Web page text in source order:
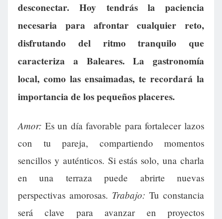
desconectar. Hoy tendrás la paciencia
necesaria para afrontar cualquier reto,
disfrutando del ritmo tranquilo que
caracteriza a Baleares. La gastronomía
local, como las ensaimadas, te recordará la
importancia de los pequeños placeres.
Amor: Es un día favorable para fortalecer lazos
con tu pareja, compartiendo momentos
sencillos y auténticos. Si estás solo, una charla
en una terraza puede abrirte nuevas
perspectivas amorosas. Trabajo: Tu constancia
será clave para avanzar en proyectos